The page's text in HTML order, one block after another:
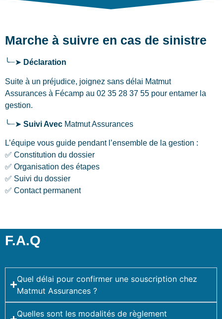
Marche à suivre en cas de sinistre
╰┈➤ Déclaration
Suite à un préjudice, joignez sans délai Matmut
Assurances à Fécamp au 02 35 28 37 55 pour entamer la
gestion.
╰┈➤ Suivi Avec Matmut Assurances
L’équipe vous guide pendant l’ensemble de la gestion :
✅ Constitution du dossier
✅ Organisation des étapes
✅ Suivi du dossier
✅ Contact permanent
F.A.Q
Quel délai pour confirmer une souscription chez
Matmut Assurances ?
Quelles sont les modalités de règlement